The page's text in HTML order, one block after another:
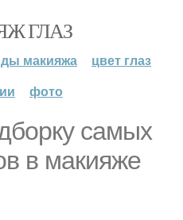
ГЛАЗ
макияжа
цвет глаз
фото
самых
в макияже